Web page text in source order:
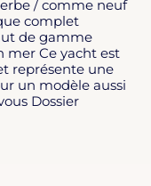
/ comme neuf
complet
de gamme
mer Ce yacht est
représente une
un modèle aussi
Dossier